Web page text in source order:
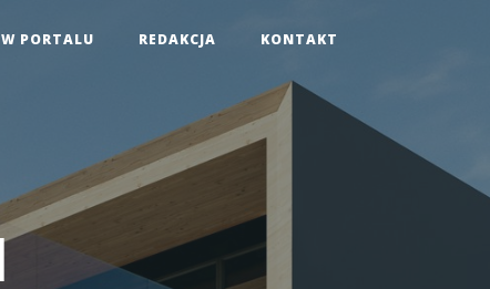
PORTALU REDAKCJA KONTAKT